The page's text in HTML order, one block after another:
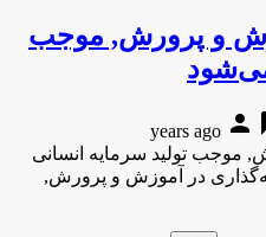
و پرورش, موجب
می‌شود
person
موجب تولید سرمایه انسانی
سرمایه‌گذاری در آموزش و پرورش,